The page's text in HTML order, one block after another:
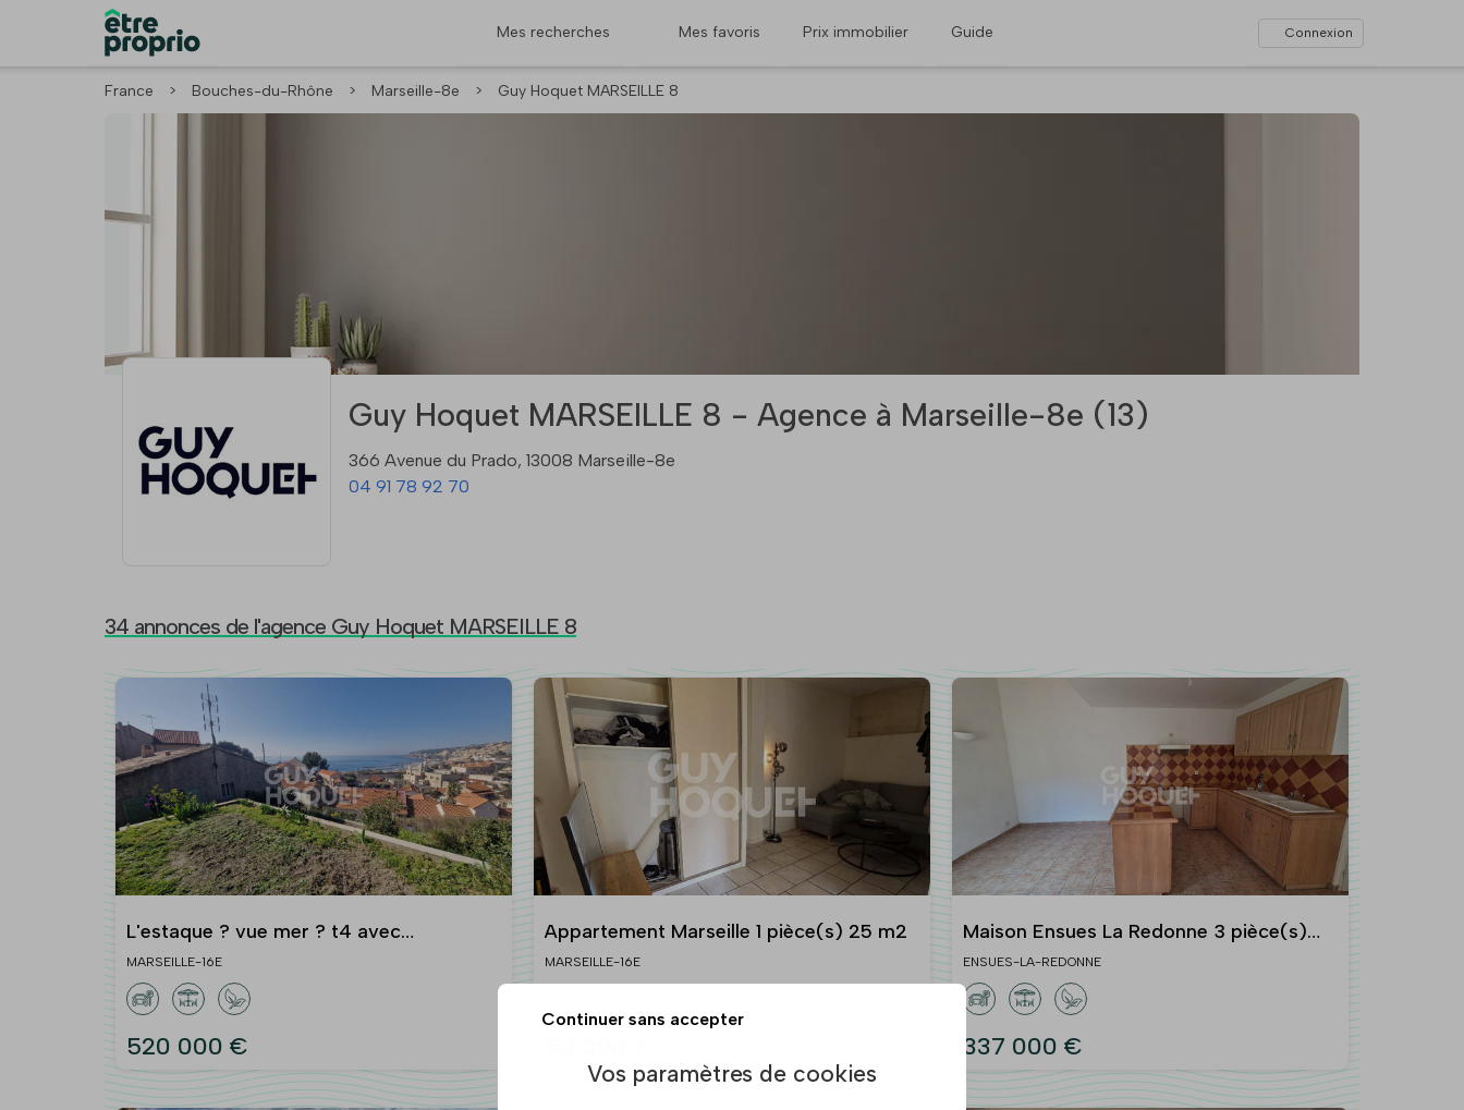
Mes recherches Mes favoris Prix immobilier Guide Connexion
France > Bouches-du-Rhône > Marseille-8e > Guy Hoquet MARSEILLE 8
Guy Hoquet MARSEILLE 8 - Agence à Marseille-8e (13)
366 Avenue du Prado, 13008 Marseille-8e
04 91 78 92 70
34 annonces de l'agence Guy Hoquet MARSEILLE 8
L'estaque ? vue mer ? t4 avec
appartement indépendant ? garage ?
terrain 610 m²
MARSEILLE-16E
520 000 €
Appartement Marseille 1 pièce(s) 25 m2
MARSEILLE-16E
Maison Ensues La Redonne 3 pièce(s)
61.37 m2
ENSUES-LA-REDONNE
337 000 €
Continuer sans accepter
Vos paramètres de cookies